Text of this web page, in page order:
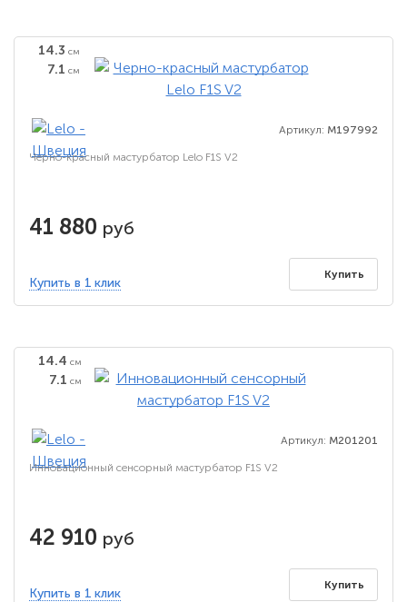
14.3 см
7.1 см
Артикул: M197992
Черно-красный мастурбатор Lelo F1S V2
41 880 руб
Купить в 1 клик
Купить
14.4 см
7.1 см
Артикул: M201201
Инновационный сенсорный мастурбатор F1S V2
42 910 руб
Купить в 1 клик
Купить